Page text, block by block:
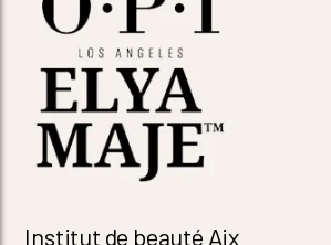
Institut de beauté Aix